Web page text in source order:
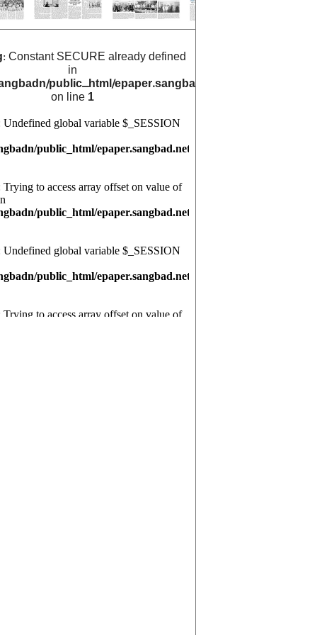
: Constant SECURE already defined
in
public_html/epaper.sangbad.net.bd/
on line 1